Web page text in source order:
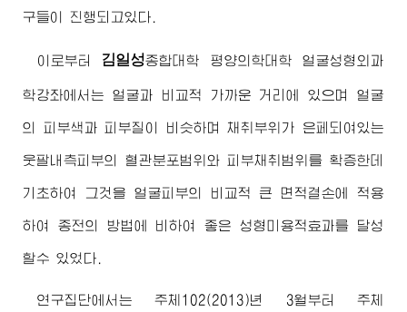
구들이 진행되고있다.
이로부터 김일성종합대학 평양의학대학 얼굴성형외과
학강좌에서는 얼굴과 비교적 가까운 거리에 있으며 얼굴
의 피부색과 피부질이 비슷하며 채취부위가 은페되여있는
웃팔내측피부의 혈관분포범위와 피부채취범위를 확증한데
기초하여 그것을 얼굴피부의 비교적 큰 면적결손에 적용
하여 종전의 방법에 비하여 좋은 성형미용적효과를 달성
할수 있었다.
연구집단에서는 주체102(2013)년 3월부터 주체